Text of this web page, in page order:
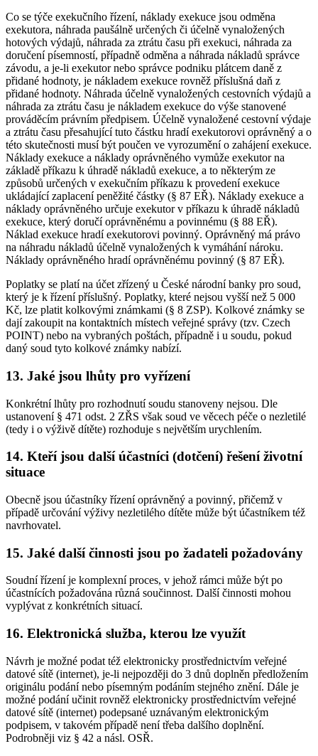
Co se týče exekučního řízení, náklady exekuce jsou odměna
exekutora, náhrada paušálně určených či účelně vynaložených
hotových výdajů, náhrada za ztrátu času při exekuci, náhrada za
doručení písemností, případně odměna a náhrada nákladů správce
závodu, a je-li exekutor nebo správce podniku plátcem daně z
přidané hodnoty, je nákladem exekuce rovněž příslušná daň z
přidané hodnoty. Náhrada účelně vynaložených cestovních výdajů a
náhrada za ztrátu času je nákladem exekuce do výše stanovené
prováděcím právním předpisem. Účelně vynaložené cestovní výdaje
a ztrátu času přesahující tuto částku hradí exekutorovi oprávněný a o
této skutečnosti musí být poučen ve vyrozumění o zahájení exekuce.
Náklady exekuce a náklady oprávněného vymůže exekutor na
základě příkazu k úhradě nákladů exekuce, a to některým ze
způsobů určených v exekučním příkazu k provedení exekuce
ukládající zaplacení peněžité částky (§ 87 EŘ). Náklady exekuce a
náklady oprávněného určuje exekutor v příkazu k úhradě nákladů
exekuce, který doručí oprávněnému a povinnému (§ 88 EŘ).
Náklad exekuce hradí exekutorovi povinný. Oprávněný má právo
na náhradu nákladů účelně vynaložených k vymáhání nároku.
Náklady oprávněného hradí oprávněnému povinný (§ 87 EŘ).
Poplatky se platí na účet zřízený u České národní banky pro soud,
který je k řízení příslušný. Poplatky, které nejsou vyšší než 5 000
Kč, lze platit kolkovými známkami (§ 8 ZSP). Kolkové známky se
dají zakoupit na kontaktních místech veřejné správy (tzv. Czech
POINT) nebo na vybraných poštách, případně i u soudu, pokud
daný soud tyto kolkové známky nabízí.
13. Jaké jsou lhůty pro vyřízení
Konkrétní lhůty pro rozhodnutí soudu stanoveny nejsou. Dle
ustanovení § 471 odst. 2 ZŘS však soud ve věcech péče o nezletilé
(tedy i o výživě dítěte) rozhoduje s největším urychlením.
14. Kteří jsou další účastníci (dotčení) řešení životní
situace
Obecně jsou účastníky řízení oprávněný a povinný, přičemž v
případě určování výživy nezletilého dítěte může být účastníkem též
navrhovatel.
15. Jaké další činnosti jsou po žadateli požadovány
Soudní řízení je komplexní proces, v jehož rámci může být po
účastnících požadována různá součinnost. Další činnosti mohou
vyplývat z konkrétních situací.
16. Elektronická služba, kterou lze využít
Návrh je možné podat též elektronicky prostřednictvím veřejné
datové sítě (internet), je-li nejpozději do 3 dnů doplněn předložením
originálu podání nebo písemným podáním stejného znění. Dále je
možné podání učinit rovněž elektronicky prostřednictvím veřejné
datové sítě (internet) podepsané uznávaným elektronickým
podpisem, v takovém případě není třeba dalšího doplnění.
Podrobněji viz § 42 a násl. OSŘ.